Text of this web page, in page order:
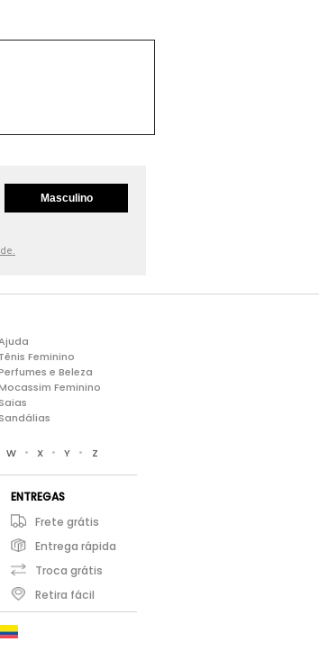
Masculino
Tênis Feminino
e Beleza
Feminino
Saias
Sandálias
W • X • Y • Z
ENTREGAS
Frete grátis
Entrega rápida
Troca grátis
Retira fácil